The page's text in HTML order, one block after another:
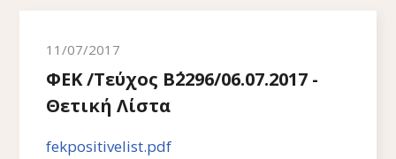
11/07/2017
ΦΕΚ /Τεύχος Β΄2296/06.07.2017 -
Θετική Λίστα
fekpositivelist.pdf